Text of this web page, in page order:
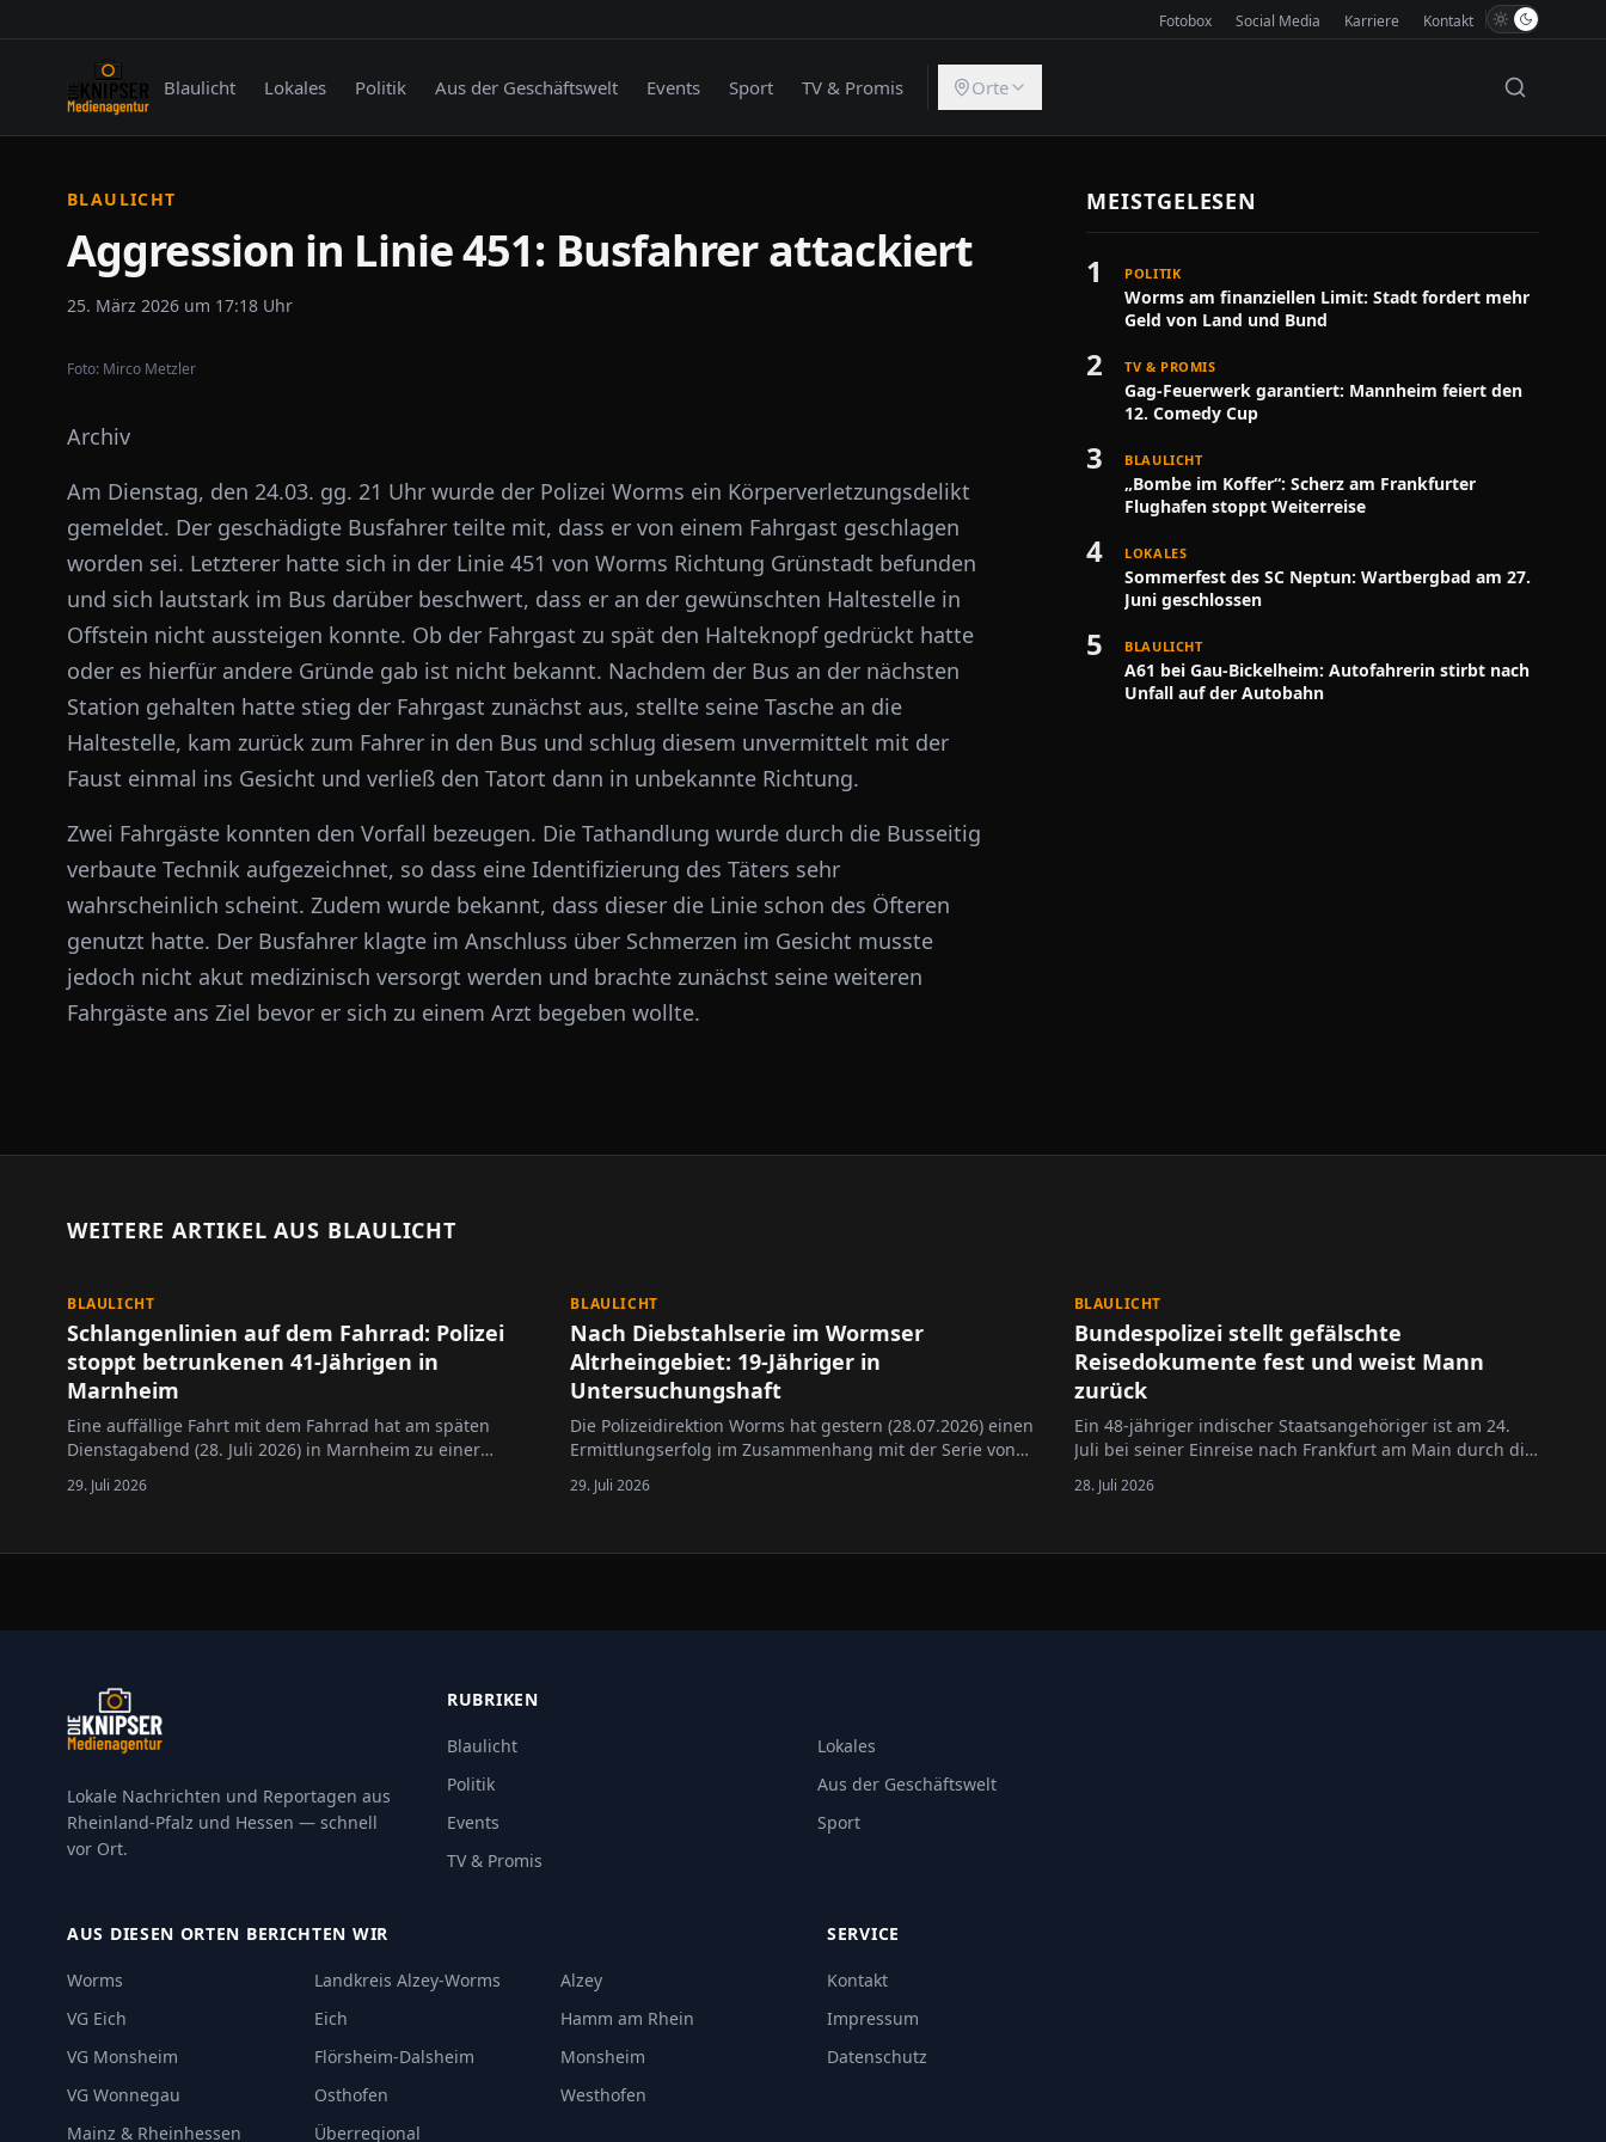
Fotobox Social Media Karriere Kontakt
Blaulicht Lokales Politik Aus der Geschäftswelt Events Sport TV & Promis Orte
BLAULICHT
Aggression in Linie 451: Busfahrer attackiert
25. März 2026 um 17:18 Uhr
Foto: Mirco Metzler
Archiv
Am Dienstag, den 24.03. gg. 21 Uhr wurde der Polizei Worms ein Körperverletzungsdelikt
gemeldet. Der geschädigte Busfahrer teilte mit, dass er von einem Fahrgast geschlagen
worden sei. Letzterer hatte sich in der Linie 451 von Worms Richtung Grünstadt befunden
und sich lautstark im Bus darüber beschwert, dass er an der gewünschten Haltestelle in
Offstein nicht aussteigen konnte. Ob der Fahrgast zu spät den Halteknopf gedrückt hatte
oder es hierfür andere Gründe gab ist nicht bekannt. Nachdem der Bus an der nächsten
Station gehalten hatte stieg der Fahrgast zunächst aus, stellte seine Tasche an die
Haltestelle, kam zurück zum Fahrer in den Bus und schlug diesem unvermittelt mit der
Faust einmal ins Gesicht und verließ den Tatort dann in unbekannte Richtung.
Zwei Fahrgäste konnten den Vorfall bezeugen. Die Tathandlung wurde durch die Busseitig
verbaute Technik aufgezeichnet, so dass eine Identifizierung des Täters sehr
wahrscheinlich scheint. Zudem wurde bekannt, dass dieser die Linie schon des Öfteren
genutzt hatte. Der Busfahrer klagte im Anschluss über Schmerzen im Gesicht musste
jedoch nicht akut medizinisch versorgt werden und brachte zunächst seine weiteren
Fahrgäste ans Ziel bevor er sich zu einem Arzt begeben wollte.
MEISTGELESEN
1 POLITIK
Worms am finanziellen Limit: Stadt fordert mehr
Geld von Land und Bund
2 TV & PROMIS
Gag-Feuerwerk garantiert: Mannheim feiert den
12. Comedy Cup
3 BLAULICHT
„Bombe im Koffer“: Scherz am Frankfurter
Flughafen stoppt Weiterreise
4 LOKALES
Sommerfest des SC Neptun: Wartbergbad am 27.
Juni geschlossen
5 BLAULICHT
A61 bei Gau-Bickelheim: Autofahrerin stirbt nach
Unfall auf der Autobahn
WEITERE ARTIKEL AUS BLAULICHT
BLAULICHT
Schlangenlinien auf dem Fahrrad: Polizei
stoppt betrunkenen 41-Jährigen in
Marnheim
Eine auffällige Fahrt mit dem Fahrrad hat am späten
Dienstagabend (28. Juli 2026) in Marnheim zu einer
Polizeikontrolle geführt. Ein 41-jähriger Radfahrer war
gegen 23.10 Uhr einer Streife der Polizeiinspektion
29. Juli 2026
BLAULICHT
Nach Diebstahlserie im Wormser
Altrheingebiet: 19-Jähriger in
Untersuchungshaft
Die Polizeidirektion Worms hat gestern (28.07.2026) einen
Ermittlungserfolg im Zusammenhang mit der Serie von
Diebstählen aus Kraftfahrzeugen im Wormser
Altrheingebiet bekannt gegeben. Ein 19-jähriger
29. Juli 2026
BLAULICHT
Bundespolizei stellt gefälschte
Reisedokumente fest und weist Mann
zurück
Ein 48-jähriger indischer Staatsangehöriger ist am 24.
Juli bei seiner Einreise nach Frankfurt am Main durch die
Bundespolizei kontrolliert worden. Der Mann war mit
einem Flug aus Lissabon angekommen. Aufgrund
28. Juli 2026
Lokale Nachrichten und Reportagen aus
Rheinland-Pfalz und Hessen — schnell
vor Ort.
RUBRIKEN
Blaulicht
Lokales
Politik
Aus der Geschäftswelt
Events
Sport
TV & Promis
AUS DIESEN ORTEN BERICHTEN WIR
Worms Landkreis Alzey-Worms
Alzey
VG Eich
Eich
Hamm am Rhein
VG Monsheim
Flörsheim-Dalsheim
Monsheim
VG Wonnegau
Osthofen
Westhofen
Mainz & Rheinhessen
Überregional
SERVICE
Kontakt
Impressum
Datenschutz